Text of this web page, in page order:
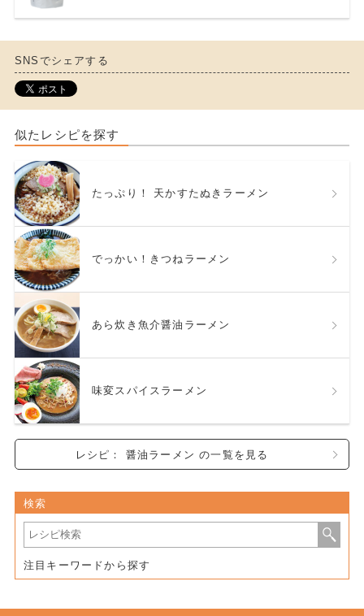
SNSでシェアする
似たレシピを探す
たっぷり！ 天かすたぬきラーメン
でっかい！きつねラーメン
あら炊き魚介醤油ラーメン
味変スパイスラーメン
レシピ： 醤油ラーメン の一覧を見る
検索
注目キーワードから探す